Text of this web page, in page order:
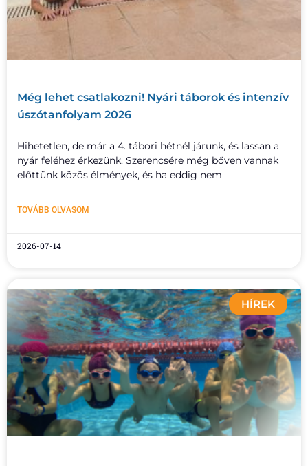
Még lehet csatlakozni! Nyári táborok és intenzív
úszótanfolyam 2026
Hihetetlen, de már a 4. tábori hétnél járunk, és lassan a
nyár feléhez érkezünk. Szerencsére még bőven vannak
előttünk közös élmények, és ha eddig nem
TOVÁBB OLVASOM
2026-07-14
HÍREK